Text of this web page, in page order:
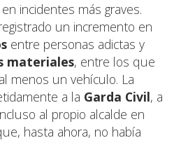
incidentes más graves.
un incremento en
entre personas adictas y
materiales, entre los que
menos un vehículo. La
a la Garda Civil, a
al propio alcalde en
hasta ahora, no había